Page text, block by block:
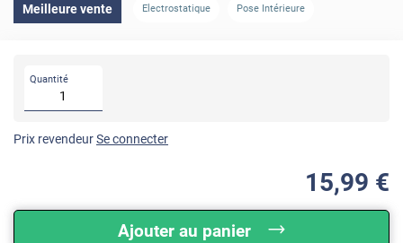
Meilleure vente Electrostatique Pose Intérieure
Quantité
Prix revendeurSe connecter
15,99 €
Ajouter au panier